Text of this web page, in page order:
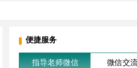
便捷服务
指导老师微信 微信交